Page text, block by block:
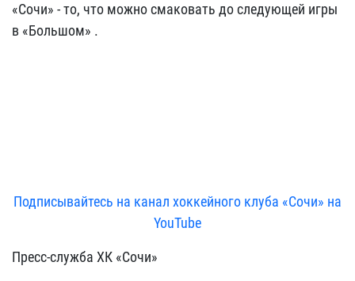
«Сочи» - то, что можно смаковать до следующей игры
в «Большом» .
Подписывайтесь на канал хоккейного клуба «Сочи» на
YouTube
Пресс-служба ХК «Сочи»